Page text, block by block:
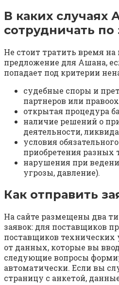
В каких случаях
сотрудничать по
Не стоит тратить время
предложение для Ашана,
попадает под критерии
судебные споры и
партнеров или
открытая процедура
наличие решений о
деятельности,
условия
приобретения разных
нарушения при
угрозы, давление).
Как отправить
На сайте размещены два
заявок: для поставщиков
поставщиков технических
от данных, которые вы
следующие вопросы
автоматически. Если вы
страницу с анкетой,